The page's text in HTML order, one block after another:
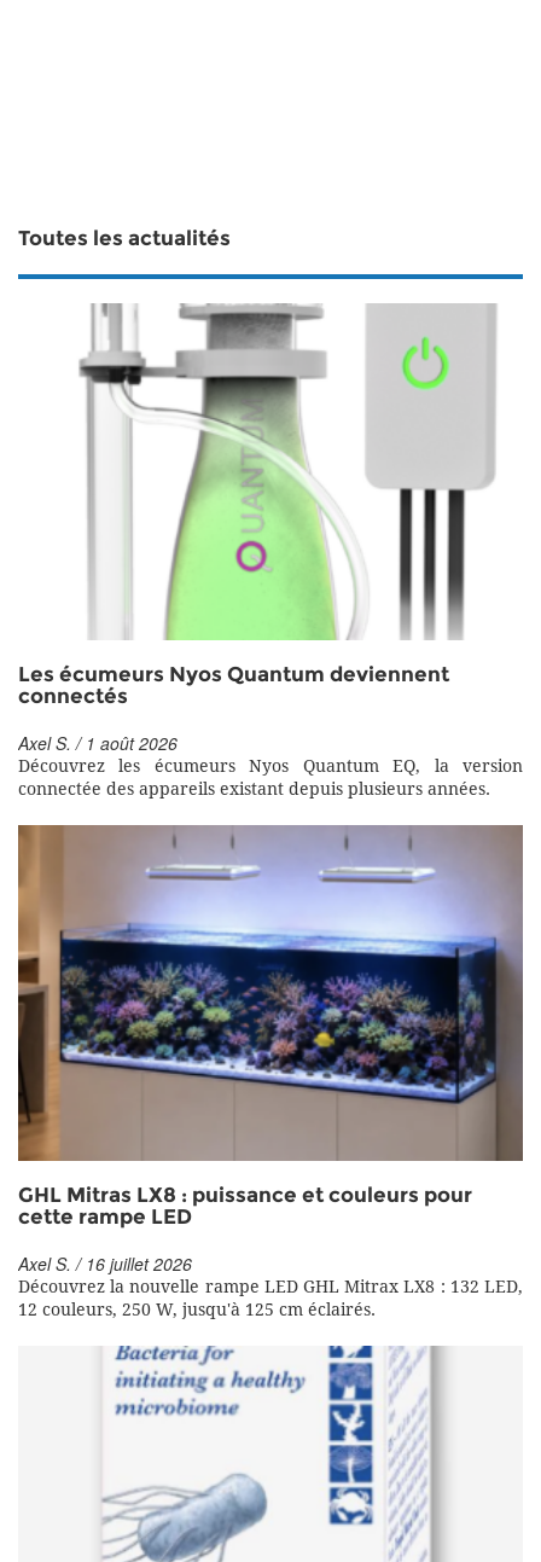
Toutes les actualités
Les écumeurs Nyos Quantum deviennent
connectés
Axel S. / 1 août 2026
Découvrez les écumeurs Nyos Quantum EQ, la version
connectée des appareils existant depuis plusieurs années.
GHL Mitras LX8 : puissance et couleurs pour
cette rampe LED
Axel S. / 16 juillet 2026
Découvrez la nouvelle rampe LED GHL Mitrax LX8 : 132 LED,
12 couleurs, 250 W, jusqu'à 125 cm éclairés.